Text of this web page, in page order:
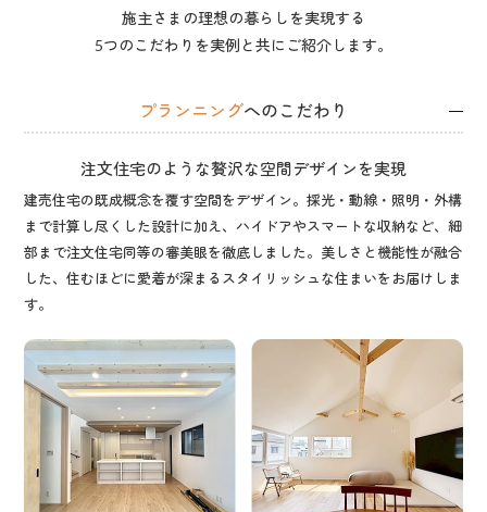
施主さまの理想の暮らしを実現する
5つのこだわりを実例と共にご紹介します。
プランニングへのこだわり
注文住宅のような贅沢な空間デザインを実現
建売住宅の既成概念を覆す空間をデザイン。採光・動線・照明・外構
まで計算し尽くした設計に加え、ハイドアやスマートな収納など、細
部まで注文住宅同等の審美眼を徹底しました。美しさと機能性が融合
した、住むほどに愛着が深まるスタイリッシュな住まいをお届けしま
す。